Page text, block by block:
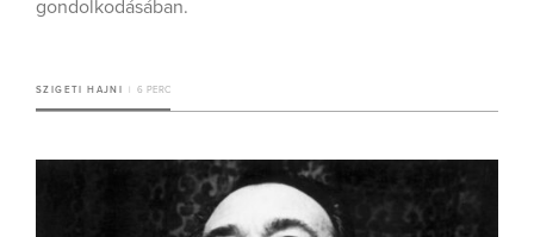
gondolkodásában.
SZIGETI HAJNI 6 PERC